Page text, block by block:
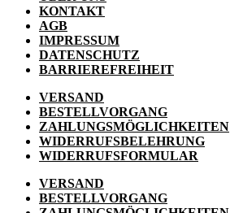
KONTAKT
AGB
IMPRESSUM
DATENSCHUTZ
BARRIEREFREIHEIT
VERSAND
BESTELLVORGANG
ZAHLUNGSMÖGLICHKEITEN
WIDERRUFSBELEHRUNG
WIDERRUFSFORMULAR
VERSAND
BESTELLVORGANG